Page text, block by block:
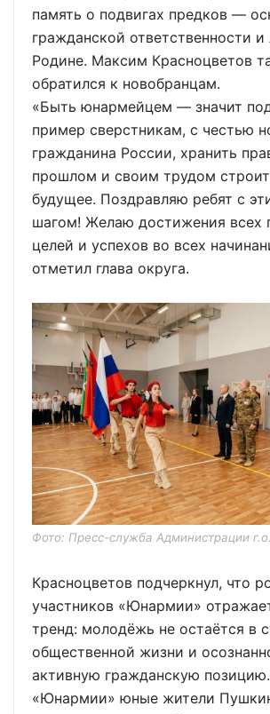
память о подвигах предков —
гражданской ответственности
Родине. Максим Красноцветов
обратился к новобранцам.
«Быть юнармейцем — значит
пример сверстникам, с честью
гражданина России, хранить
прошлом и своим трудом
будущее. Поздравляю ребят с
шагом! Желаю достижения всех
целей и успехов во всех
отметил глава округа.
Фото: Пресс-служба Администрации
Красноцветов подчеркнул, что
участников «Юнармии»
тренд: молодёжь не остаётся в
общественной жизни и
активную гражданскую
«Юнармии» юные жители